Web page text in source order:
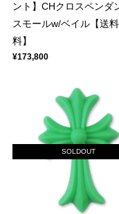
ント】CHクロスペンダ
スモールw/ベイル【送
料】
¥173,800
SOLDOUT